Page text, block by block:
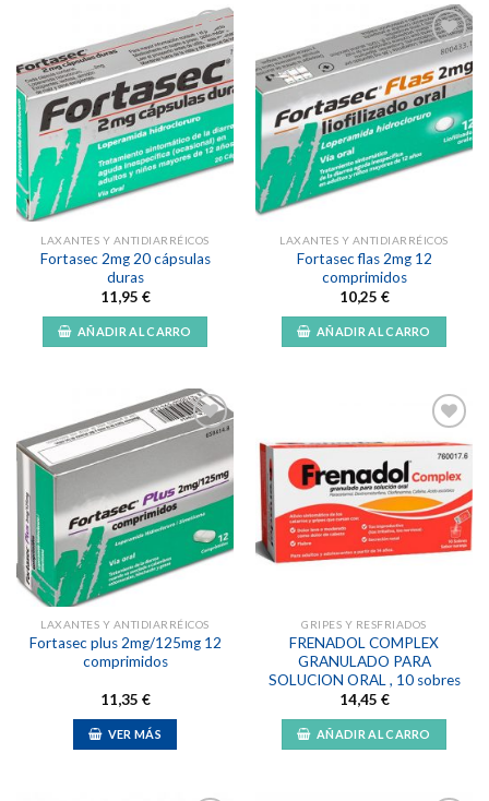
Añadir
a la
lista de
deseos
LAXANTES Y ANTIDIARRÉICOS
Fortasec 2mg 20 cápsulas
duras
11,95 €
AÑADIR AL CARRO
Añadir
a la
lista de
deseos
LAXANTES Y ANTIDIARRÉICOS
Fortasec flas 2mg 12
comprimidos
10,25 €
AÑADIR AL CARRO
Añadir
a la
lista de
deseos
LAXANTES Y ANTIDIARRÉICOS
Fortasec plus 2mg/125mg 12
comprimidos
11,35 €
VER MÁS
Añadir
a la
lista de
deseos
GRIPES Y RESFRIADOS
FRENADOL COMPLEX
GRANULADO PARA
SOLUCION ORAL , 10 sobres
14,45 €
AÑADIR AL CARRO